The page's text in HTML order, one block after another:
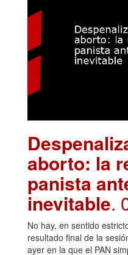
aborto: la
panista
inevitable.
No hay, en sentido
resultado final de la
ayer en la que el PAN